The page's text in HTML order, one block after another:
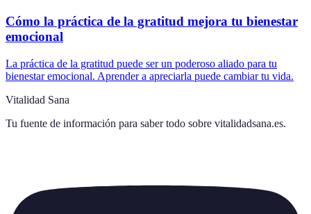
Cómo la práctica de la gratitud mejora tu bienestar
emocional
La práctica de la gratitud puede ser un poderoso aliado para tu
bienestar emocional. Aprender a apreciarla puede cambiar tu vida.
Vitalidad Sana
Tu fuente de información para saber todo sobre vitalidadsana.es.